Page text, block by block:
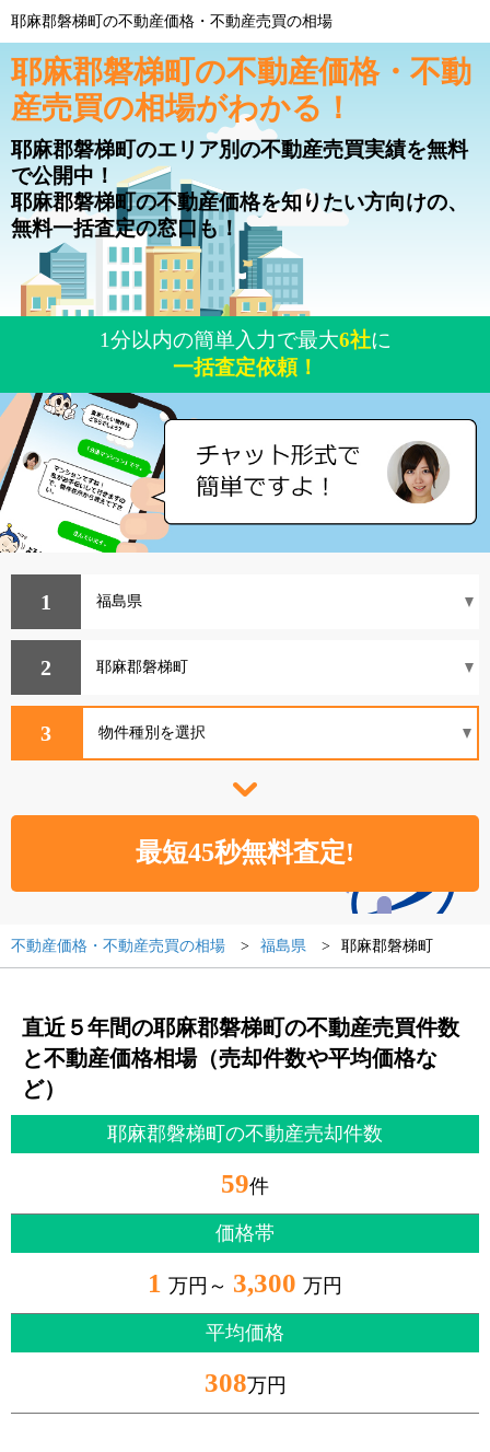
耶麻郡磐梯町の不動産価格・不動産売買の相場
耶麻郡磐梯町の不動産価格・不動
産売買の相場がわかる！
耶麻郡磐梯町のエリア別の不動産売買実績を無料
で公開中！
耶麻郡磐梯町の不動産価格を知りたい方向けの、
無料一括査定の窓口も！
1分以内の簡単入力で最大6社に
一括査定依頼！
1
2
3
不動産価格・不動産売買の相場 福島県 耶麻郡磐梯町
直近５年間の耶麻郡磐梯町の不動産売買件数
と不動産価格相場（売却件数や平均価格な
ど）
耶麻郡磐梯町の不動産売却件数
59件
価格帯
1 万円～ 3,300 万円
平均価格
308万円